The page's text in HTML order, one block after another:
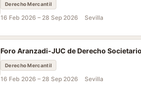
Derecho Mercantil
16 Feb 2026 – 28 Sep 2026 Sevilla
Foro Aranzadi-JUC de Derecho
Derecho Mercantil
16 Feb 2026 – 28 Sep 2026 Sevilla